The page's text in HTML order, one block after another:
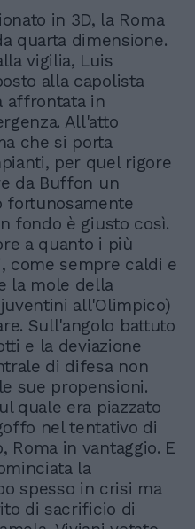
in 3D, la Roma
quarta dimensione.
vigilia, Luis
alla capolista
affrontata in
All'atto
che si porta
per quel rigore
da Buffon un
fortunosamente
fondo è giusto così.
a quanto i più
come sempre caldi e
la mole della
all'Olimpico)
Sull'angolo battuto
e la deviazione
di difesa non
sue propensioni.
quale era piazzato
nel tentativo di
in vantaggio. E
la
spesso in crisi ma
di sacrificio di